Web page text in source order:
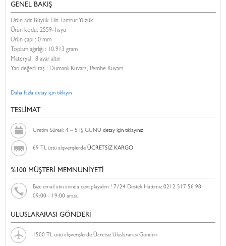
GENEL BAKIŞ
Ürün adı: Büyük Elin Tamtur Yüzük
Ürün kodu: 2559-1isyu
Ürün çapı : 0 mm
Toplam ağırlığı : 10.913 gram
Materyal : 8 ayar altın
Yarı değerli taş : Dumanlı Kuvars, Pembe Kuvars
Daha fazla detay için tıklayın
TESLİMAT
Üretim Süresi: 4 – 5 İŞ GÜNÜ detay için tıklayınız
69 TL üstü alışverişlerde ÜCRETSİZ KARGO
%100 MÜŞTERİ MEMNUNİYETİ
Bize email atın anında cevaplayalım ! 7/24 Destek Hattımız 0212 517 56 98
09:00 - 19:00 arası.
ULUSLARARASI GÖNDERİ
1500 TL üstü alışverişlerde Ücretsiz Uluslararası Gönderi